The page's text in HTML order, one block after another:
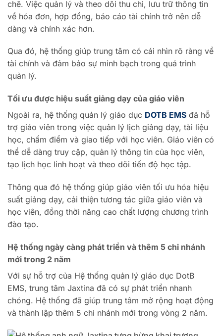
chẽ. Việc quản lý và theo dõi thu chi, lưu trữ thông tin
về hóa đơn, hợp đồng, báo cáo tài chính trở nên dễ
dàng và chính xác hơn.
Qua đó, hệ thống giúp trung tâm có cái nhìn rõ ràng về
tài chính và đảm bảo sự minh bạch trong quá trình
quản lý.
Tối ưu được hiệu suất giảng dạy của giáo viên
Ngoài ra, hệ thống quản lý giáo dục DOTB EMS đã hỗ
trợ giáo viên trong việc quản lý lịch giảng dạy, tài liệu
học, chấm điểm và giao tiếp với học viên. Giáo viên có
thể dễ dàng truy cập, quản lý thông tin của học viên,
tạo lịch học linh hoạt và theo dõi tiến độ học tập.
Thông qua đó hệ thống giúp giáo viên tối ưu hóa hiệu
suất giảng dạy, cải thiện tương tác giữa giáo viên và
học viên, đồng thời nâng cao chất lượng chương trình
đào tạo.
Hệ thống ngày càng phát triển và thêm 5 chi nhánh
mới trong 2 năm
Với sự hỗ trợ của Hệ thống quản lý giáo dục DotB
EMS, trung tâm Jaxtina đã có sự phát triển nhanh
chóng. Hệ thống đã giúp trung tâm mở rộng hoạt động
và thành lập thêm 5 chi nhánh mới trong vòng 2 năm.